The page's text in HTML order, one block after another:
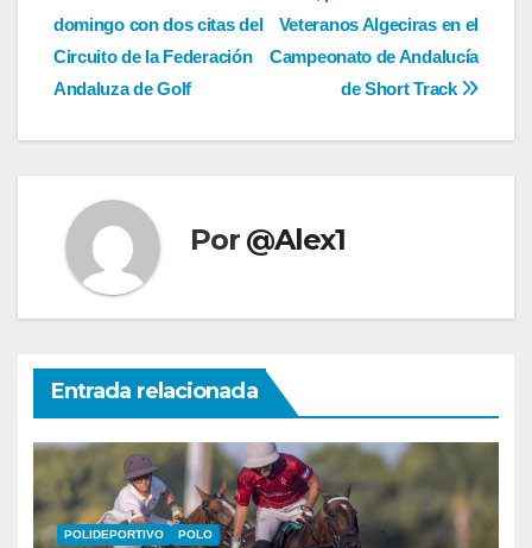
de
entradas
Veteranos Algeciras en el
Campeonato de Andalucía
de Short Track
domingo con dos citas del
Circuito de la Federación
Andaluza de Golf
Por @Alex1
Entrada relacionada
POLIDEPORTIVO POLO